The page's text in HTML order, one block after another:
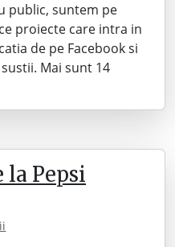
public, suntem pe
proiecte care intra in
de pe Facebook si
Mai sunt 14
la Pepsi